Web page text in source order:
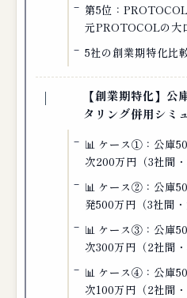
第5位：
元PROTOCOLの大
5社の創業期特化比
【創業期特化】
タリング併用シミ
📊 ケース①：公庫
次200万円（3社間・
📊 ケース②：公庫
発500万円（3社間・
📊 ケース③：公庫
次300万円（2社間・
📊 ケース④：公庫
次100万円（2社間・